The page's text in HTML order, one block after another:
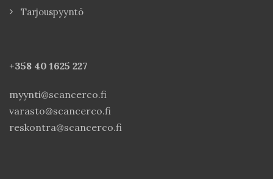
Tarjouspyyntö
+358 40 1625 227
myynti@scancerco.fi
varasto@scancerco.fi
reskontra@scancerco.fi